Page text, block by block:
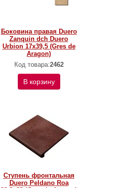
Боковина правая Duero
Zanquin dch Duero
Urbion 17х39,5 (Gres de
Aragon)
Код товара:2462
В корзину
Ступень фронтальная
Duero Peldano Roa